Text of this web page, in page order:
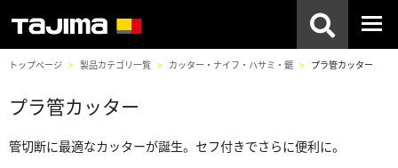
トップページ 製品カテゴリ一覧 カッター・ナイフ・ハサミ・鋸 プラ管カッター
プラ管カッター
管切断に最適なカッターが誕生。セフ付きでさらに便利に。